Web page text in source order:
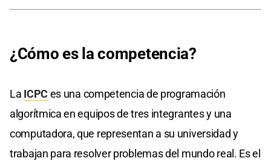
¿Cómo es la competencia?
La ICPCes una competencia de programación
algorítmica en equipos de tres integrantes y una
computadora, que representan a su universidad y
trabajan para resolver problemas del mundo real. Es el